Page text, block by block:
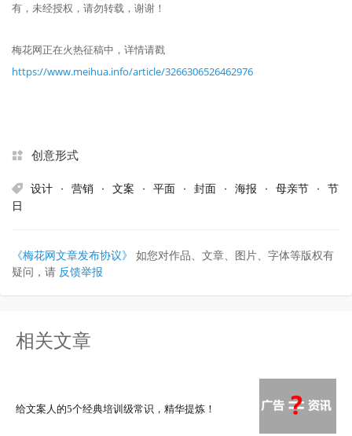
有，未经授权，请勿转载，谢谢！
梅花网正在火热征稿中，详情请戳
https://www.meihua.info/article/3266306526462976
创意形式
设计 · 营销 · 文案 · 平面 · 封面 · 海报 · 母亲节 ·
节
日
《梅花网文章发布协议》
如您对作品、文章、图片、字体等版权有
疑问，请 反馈举报
相关文章
给文案人的5个经典培训级常识，精华提炼！